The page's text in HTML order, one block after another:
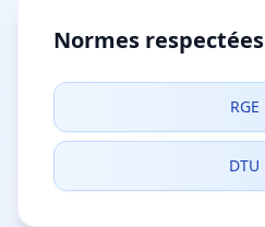
Normes respectées
RGE
DTU